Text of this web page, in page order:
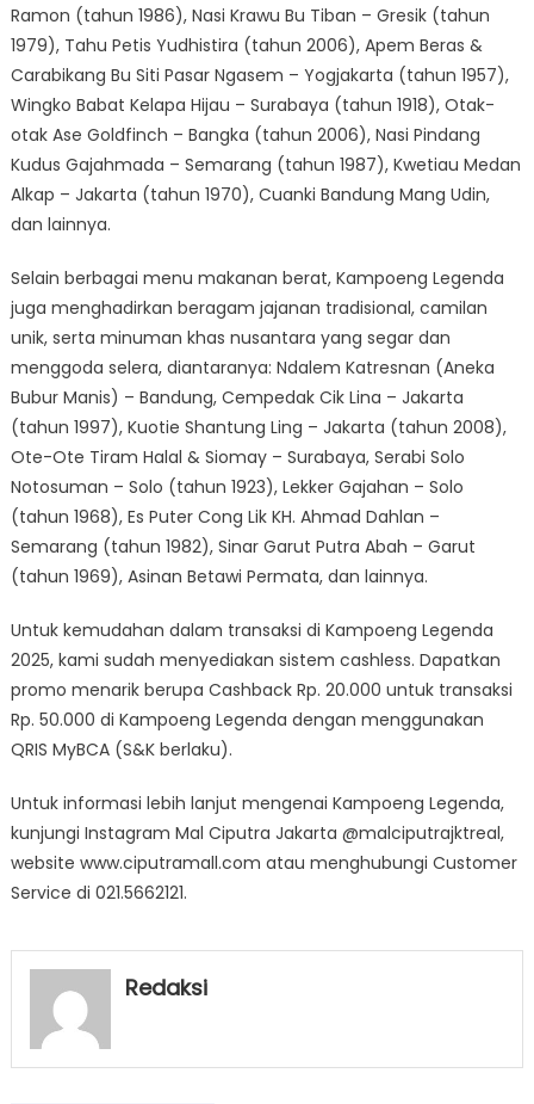
Ramon (tahun 1986), Nasi Krawu Bu Tiban – Gresik (tahun
1979), Tahu Petis Yudhistira (tahun 2006), Apem Beras &
Carabikang Bu Siti Pasar Ngasem – Yogjakarta (tahun 1957),
Wingko Babat Kelapa Hijau – Surabaya (tahun 1918), Otak-
otak Ase Goldfinch – Bangka (tahun 2006), Nasi Pindang
Kudus Gajahmada – Semarang (tahun 1987), Kwetiau Medan
Alkap – Jakarta (tahun 1970), Cuanki Bandung Mang Udin,
dan lainnya.
Selain berbagai menu makanan berat, Kampoeng Legenda
juga menghadirkan beragam jajanan tradisional, camilan
unik, serta minuman khas nusantara yang segar dan
menggoda selera, diantaranya: Ndalem Katresnan (Aneka
Bubur Manis) – Bandung, Cempedak Cik Lina – Jakarta
(tahun 1997), Kuotie Shantung Ling – Jakarta (tahun 2008),
Ote-Ote Tiram Halal & Siomay – Surabaya, Serabi Solo
Notosuman – Solo (tahun 1923), Lekker Gajahan – Solo
(tahun 1968), Es Puter Cong Lik KH. Ahmad Dahlan –
Semarang (tahun 1982), Sinar Garut Putra Abah – Garut
(tahun 1969), Asinan Betawi Permata, dan lainnya.
Untuk kemudahan dalam transaksi di Kampoeng Legenda
2025, kami sudah menyediakan sistem cashless. Dapatkan
promo menarik berupa Cashback Rp. 20.000 untuk transaksi
Rp. 50.000 di Kampoeng Legenda dengan menggunakan
QRIS MyBCA (S&K berlaku).
Untuk informasi lebih lanjut mengenai Kampoeng Legenda,
kunjungi Instagram Mal Ciputra Jakarta @malciputrajktreal,
website www.ciputramall.com atau menghubungi Customer
Service di 021.5662121.
Redaksi